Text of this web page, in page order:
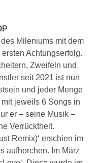
Mileniums mit dem
Achtungserfolg.
Zweifeln und
seit 2021 ist nun
und jeder Menge
jeweils 6 Songs in
er – seine Musik –
Verrücktheit.
Remix)‘ erschien im
aufhorchen. Im März